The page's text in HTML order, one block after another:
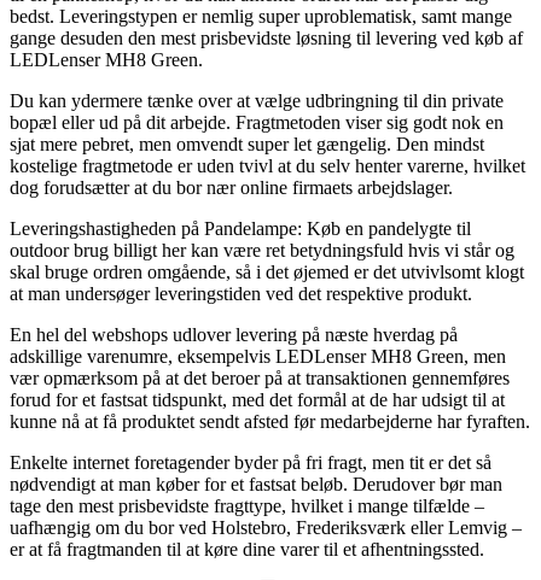
bedst. Leveringstypen er nemlig super uproblematisk, samt mange
gange desuden den mest prisbevidste løsning til levering ved køb af
LEDLenser MH8 Green.
Du kan ydermere tænke over at vælge udbringning til din private
bopæl eller ud på dit arbejde. Fragtmetoden viser sig godt nok en
sjat mere pebret, men omvendt super let gængelig. Den mindst
kostelige fragtmetode er uden tvivl at du selv henter varerne, hvilket
dog forudsætter at du bor nær online firmaets arbejdslager.
Leveringshastigheden på Pandelampe: Køb en pandelygte til
outdoor brug billigt her kan være ret betydningsfuld hvis vi står og
skal bruge ordren omgående, så i det øjemed er det utvivlsomt klogt
at man undersøger leveringstiden ved det respektive produkt.
En hel del webshops udlover levering på næste hverdag på
adskillige varenumre, eksempelvis LEDLenser MH8 Green, men
vær opmærksom på at det beroer på at transaktionen gennemføres
forud for et fastsat tidspunkt, med det formål at de har udsigt til at
kunne nå at få produktet sendt afsted før medarbejderne har fyraften.
Enkelte internet foretagender byder på fri fragt, men tit er det så
nødvendigt at man køber for et fastsat beløb. Derudover bør man
tage den mest prisbevidste fragttype, hvilket i mange tilfælde –
uafhængig om du bor ved Holstebro, Frederiksværk eller Lemvig –
er at få fragtmanden til at køre dine varer til et afhentningssted.